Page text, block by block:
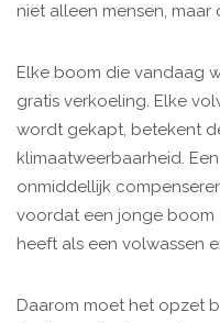
niet alleen mensen,
Elke boom die vandaag
gratis verkoeling. Elke
wordt gekapt, betekent
klimaatweerbaarheid.
onmiddellijk
voordat een jonge
heeft als een volwassen
Daarom moet het opzet